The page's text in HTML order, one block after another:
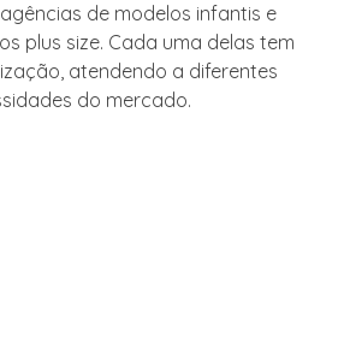
de modelos infantis e
plus size. Cada uma delas tem
atendendo a diferentes
do mercado.